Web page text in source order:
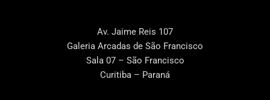
Av. Jaime Reis 107
Galeria Arcadas de São Francisco
Sala 07 – São Francisco
Curitiba – Paraná